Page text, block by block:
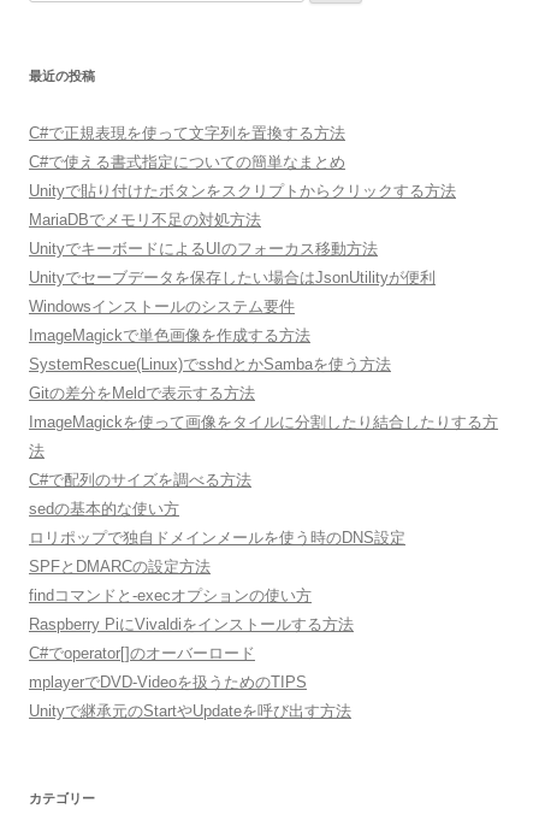
ン
最近の投稿
C#で正規表現を使って文字列を置換する方法
C#で使える書式指定についての簡単なまとめ
Unityで貼り付けたボタンをスクリプトからクリックする方法
MariaDBでメモリ不足の対処方法
UnityでキーボードによるUIのフォーカス移動方法
Unityでセーブデータを保存したい場合はJsonUtilityが便利
Windowsインストールのシステム要件
ImageMagickで単色画像を作成する方法
SystemRescue(Linux)でsshdとかSambaを使う方法
Gitの差分をMeldで表示する方法
ImageMagickを使って画像をタイルに分割したり結合したりする方
法
C#で配列のサイズを調べる方法
sedの基本的な使い方
ロリポップで独自ドメインメールを使う時のDNS設定
SPFとDMARCの設定方法
findコマンドと-execオプションの使い方
Raspberry PiにVivaldiをインストールする方法
C#でoperator[]のオーバーロード
mplayerでDVD-Videoを扱うためのTIPS
Unityで継承元のStartやUpdateを呼び出す方法
カテゴリー